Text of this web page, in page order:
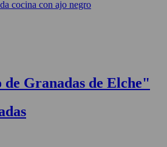
Granadas de Elche"